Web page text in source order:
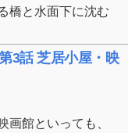
橋と水面下に沈む
3話 芝居小屋・映
画館といっても、